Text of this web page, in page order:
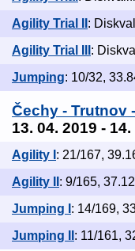
Agility Trial II :
Agility Trial III :
Jumping: 10/32,
Čechy - Trutnov
13. 04. 2019 -
Agility I : 21/167,
Agility II : 9/165,
Jumping I : 14/169,
Jumping II : 11/161,